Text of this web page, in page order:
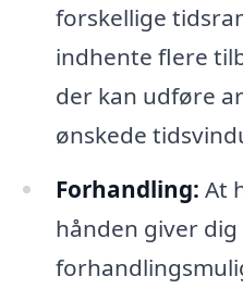
forskellige
indhente flere
der kan udføre
ønskede
Forhandling: At
hånden giver